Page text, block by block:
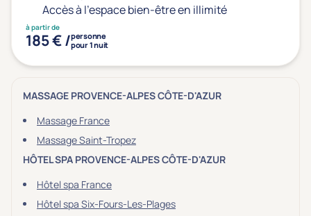
Accès à l'espace bien-être en illimité
à partir de
185 € /personne
pour 1 nuit
MASSAGE PROVENCE-ALPES CÔTE-D'AZUR
Massage France
Massage Saint-Tropez
HÔTEL SPA PROVENCE-ALPES CÔTE-D'AZUR
Hôtel spa France
Hôtel spa Six-Fours-Les-Plages